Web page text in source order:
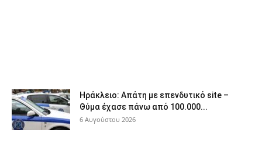
Ηράκλειο: Απάτη με επενδυτικό site –
Θύμα έχασε πάνω από 100.000...
6 Αυγούστου 2026